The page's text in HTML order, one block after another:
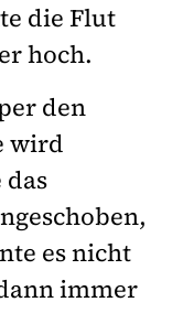
die Flut
hoch.
den
wird
es nicht
immer